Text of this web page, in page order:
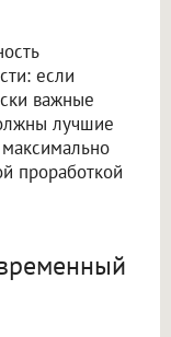
если
важные
лучшие
проработкой